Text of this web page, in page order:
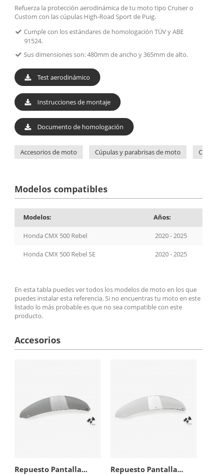
Refuerza la protección aerodinámica de tu moto tipo Cruiser o
Custom con las cúpulas High-Road Sport de Puig.
Cumple con los estándares de homologación TÜV y ABE
91524.
Sus dimensiones son: 480mm de ancho y 365mm de alto.
Test aerodinámico
Instrucciones de montaje
Documento de homologación
Accesorios de moto Cúpulas y parabrisas de moto
Modelos compatibles
Modelos: Años:
Honda CMX 500 Rebel 2020 - 2025
Honda CMX 500 Rebel SE 2020 - 2025
En esta tabla puedes ver todos los modelos de moto en los que
puedes instalar esta referencia. Si no encuentras tu moto en este
listado lo más probable es que no sea compatible con este
producto.
Accesorios
Repuesto Pantalla... Repuesto Pantalla...